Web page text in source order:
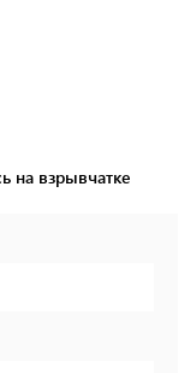
на взрывчатке